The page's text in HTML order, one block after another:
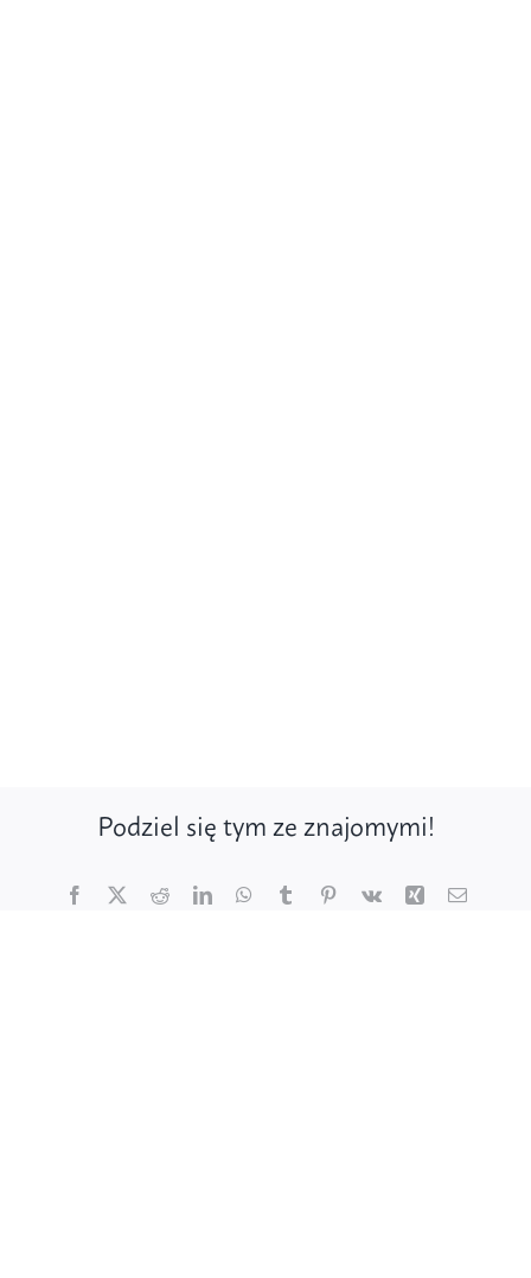
Podziel się tym ze znajomymi!
Facebook
X RedditLinkedInWhatsApp
TumblrPinterest
Vk Xing Email